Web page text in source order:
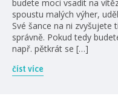
budete moci vsadit na
spoustu malých výher,
Své šance na ni zvyšujete
správně. Pokud tedy
např. pětkrát se […]
číst více